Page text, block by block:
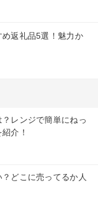
返礼品5選！魅力か
レンジで簡単にねっ
介！
どこに売ってるか人